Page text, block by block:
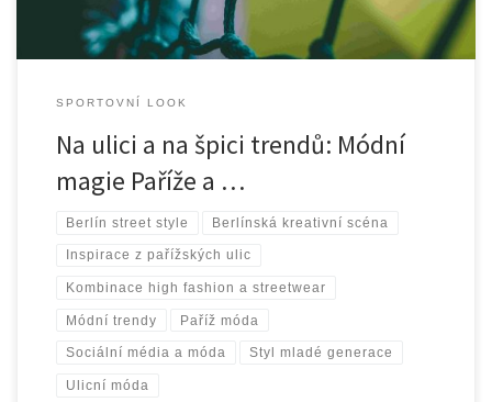
SPORTOVNÍ LOOK
Na ulici a na špici trendů: Módní
magie Paříže a …
Berlín street style Berlínská kreativní scéna
Inspirace z pařížských ulic
Kombinace high fashion a streetwear
Módní trendy Paříž móda
Sociální média a móda Styl mladé generace
Ulicní móda